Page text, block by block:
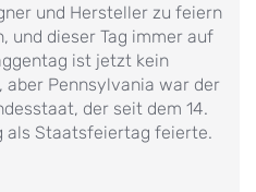
und Hersteller zu feiern
und dieser Tag immer auf
ist jetzt kein
aber Pennsylvania war der
der seit dem 14.
als Staatsfeiertag feierte.